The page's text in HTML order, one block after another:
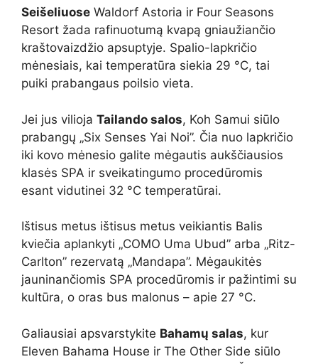
Seišeliuose Waldorf Astoria ir Four Seasons
Resort žada rafinuotumą kvapą gniaužiančio
kraštovaizdžio apsuptyje. Spalio-lapkričio
mėnesiais, kai temperatūra siekia 29 °C, tai
puiki prabangaus poilsio vieta.
Jei jus vilioja Tailando salos, Koh Samui siūlo
prabangų „Six Senses Yai Noi”. Čia nuo lapkričio
iki kovo mėnesio galite mėgautis aukščiausios
klasės SPA ir sveikatingumo procedūromis
esant vidutinei 32 °C temperatūrai.
Ištisus metus ištisus metus veikiantis Balis
kviečia aplankyti „COMO Uma Ubud” arba „Ritz-
Carlton” rezervatą „Mandapa”. Mėgaukitės
jauninančiomis SPA procedūromis ir pažintimi su
kultūra, o oras bus malonus – apie 27 °C.
Galiausiai apsvarstykite Bahamų salas, kur
Eleven Bahama House ir The Other Side siūlo